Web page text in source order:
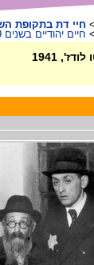
> חיי דת בתקופת
> חיים יהודיים בשנים 1945-1939
1941